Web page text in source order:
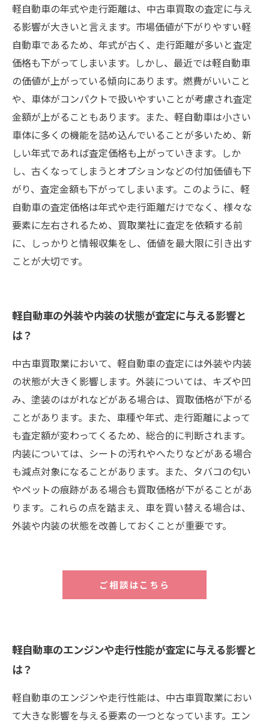
軽自動車の年式や走行距離は、中古車買取の査定に与え
る影響が大きいと言えます。市場価値が下がりやすい軽
自動車であるため、年式が古く、走行距離が多いと査定
価格も下がってしまいます。しかし、最近では軽自動車
の価値が上がっている傾向にあります。燃費がいいこと
や、車体がコンパクトで扱いやすいことが考慮され査定
金額が上がることもあります。また、軽自動車は小さい
車体に多くの機能を詰め込んでいることが多いため、新
しい年式であれば査定価格も上がっていきます。しか
し、古くなってしまうとオプションなどの付加価値も下
がり、査定金額も下がってしまいます。このように、軽
自動車の査定価格は年式や走行距離だけでなく、様々な
要素に左右されるため、買取業社に査定を依頼する前
に、しっかりと情報収集をし、価値を最大限に引き出す
ことが大切です。
軽自動車の外装や内装の状態が査定に与える影響と
は？
中古車買取業において、軽自動車の査定には外装や内装
の状態が大きく影響します。外装については、キズや凹
み、塗装のはがれなどがある場合は、買取価格が下がる
ことがあります。また、車種や年式、走行距離によって
も査定額が変わってくるため、総合的に判断されます。
内装については、シートの汚れやへたりなどがある場合
も減点対象になることがあります。また、タバコの匂い
やペットの痕跡がある場合も買取価格が下がることがあ
ります。これらの点を踏まえ、車を買い替える場合は、
外装や内装の状態を改善しておくことが重要です。
ご相談はこちら
軽自動車のエンジンや走行性能が査定に与える影響と
は？
軽自動車のエンジンや走行性能は、中古車買取業におい
て大きな影響を与える要素の一つとなっています。エン